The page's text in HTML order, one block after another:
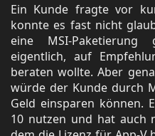
Ein Kunde fragte vor
konnte es fast nicht
eine MSI-
eigentlich, auf
beraten wollte. Aber
würde der Kunde durch
Geld einsparen können.
10 nutzen und hat auch